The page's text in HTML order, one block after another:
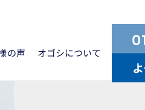
の声 オゴシについて